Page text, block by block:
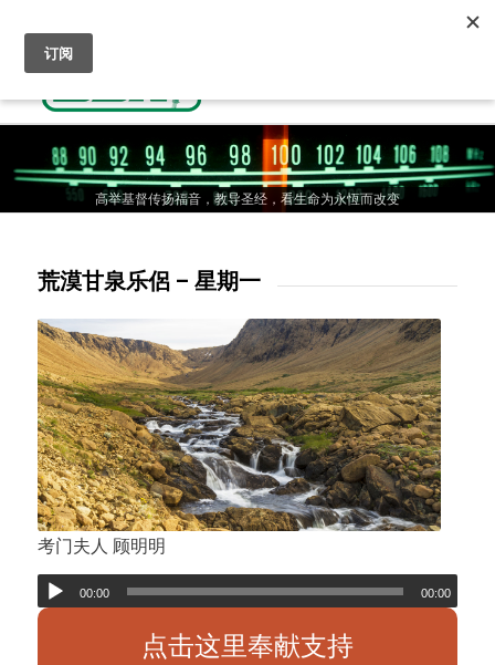
高举基督传扬福音，教导圣经，看生命为永恆而改变
高举基督传扬福音，教导圣经，看生命为永恆而改变
高举基督传扬福音，教导圣经，看生命为永恆而改变
荒漠甘泉乐侶 – 星期一
考门夫人 顾明明
00:00 00:00
点击这里奉献支持